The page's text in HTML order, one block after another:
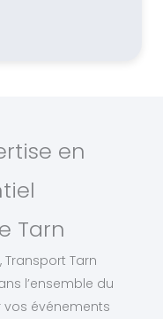
en
Tarn
Transport Tarn
l’ensemble du
événements